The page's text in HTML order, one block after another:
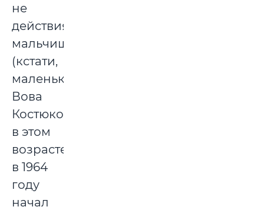
не
действия
мальчишек
(кстати,
маленький
Вова
Костюков
в этом
возрасте
в 1964
году
начал